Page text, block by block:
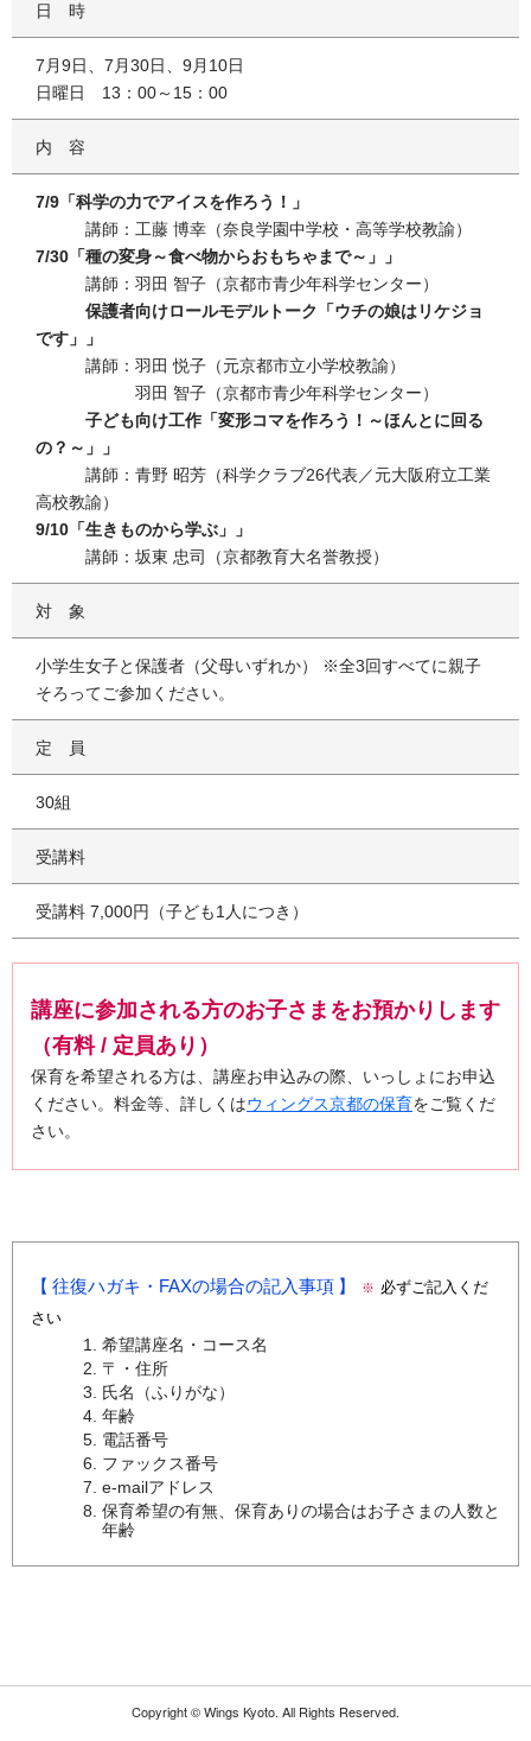
日時
7月9日、7月30日、9月10日
日曜日 13：00～15：00
内容
7/9「科学の力でアイスを作ろう！」
講師：工藤 博幸（奈良学園中学校・高等学校教諭）
7/30「種の変身～食べ物からおもちゃまで～」」
講師：羽田 智子（京都市青少年科学センター）
保護者向けロールモデルトーク「ウチの娘はリケジョ
です」」
講師：羽田 悦子（元京都市立小学校教諭）
羽田 智子（京都市青少年科学センター）
子ども向け工作「変形コマを作ろう！～ほんとに回る
の？～」」
講師：青野 昭芳（科学クラブ26代表／元大阪府立工業
高校教諭）
9/10「生きものから学ぶ」」
講師：坂東 忠司（京都教育大名誉教授）
対象
小学生女子と保護者（父母いずれか） ※全3回すべてに親子
そろってご参加ください。
定員
30組
受講料
受講料 7,000円（子ども1人につき）
講座に参加される方のお子さまをお預かりします
（有料 / 定員あり）
保育を希望される方は、講座お申込みの際、いっしょにお申込
ください。料金等、詳しくはウィングス京都の保育をご覧くだ
さい。
往復ハガキ・FAXの場合の記入事項 ※ 必ずご記入くだ
さい
希望講座名・コース名
〒・住所
氏名（ふりがな）
年齢
電話番号
ファックス番号
e-mailアドレス
保育希望の有無、保育ありの場合はお子さまの人数と
年齢
Copyright ©Wings Kyoto. All Rights Reserved.